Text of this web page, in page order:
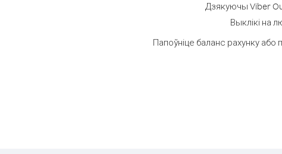
Дзякуючы Viber
Выклікі на
Папоўніце баланс рахунку або